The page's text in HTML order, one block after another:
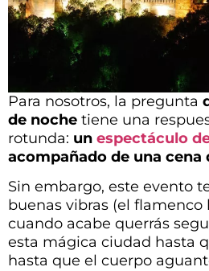
Para nosotros, la pregunta
de noche tiene una
rotunda: un espectáculo
acompañado de una cena
Sin embargo, este evento
buenas vibras (el
cuando acabe querrás
esta mágica ciudad hasta
hasta que el cuerpo